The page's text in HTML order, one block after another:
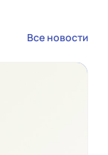
Все новости